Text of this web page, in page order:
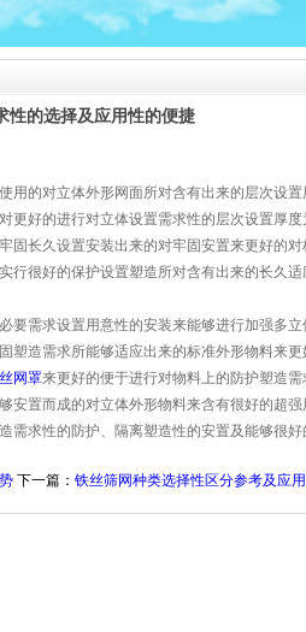
性的选择及应用性的便捷
用的对立体外形网面所对含有出来的层次设
好的进行对立体设置需求性的层次设置厚度
固长久设置安装出来的对牢固安置来更好的
行很好的保护设置塑造所对含有出来的长久
要需求设置用意性的安装来能够进行加强多
塑造需求所能够适应出来的标准外形物料来
网罩来更好的便于进行对物料上的防护塑造
安置而成的对立体外形物料来含有很好的超
需求性的防护、隔离塑造性的安置及能够很
下一篇： 铁丝筛网种类选择性区分参考及应用